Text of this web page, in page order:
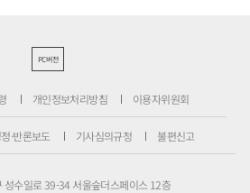
PC버전
개인정보처리방침 이용자위원회
·반론보도 기사심의규정 불편신고
성수일로 39-34 서울숲더스페이스 12층